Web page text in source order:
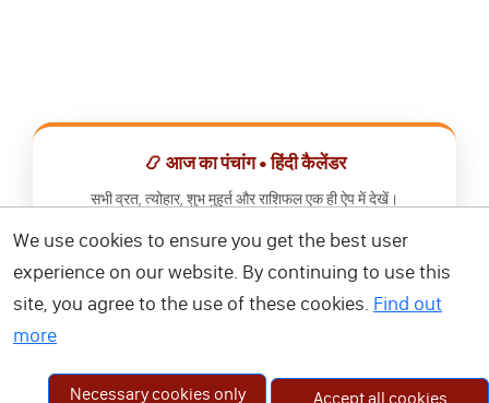
📿 आज का पंचांग • हिंदी कैलेंडर
सभी व्रत, त्योहार, शुभ मुहूर्त और राशिफल एक ही ऐप में देखें।
📅 हिंदी कैलेंडर ऐप डाउनलोड करें
We use cookies to ensure you get the best user
experience on our website. By continuing to use this
site, you agree to the use of these cookies. Find out
more
Necessary cookies only Accept all cookies